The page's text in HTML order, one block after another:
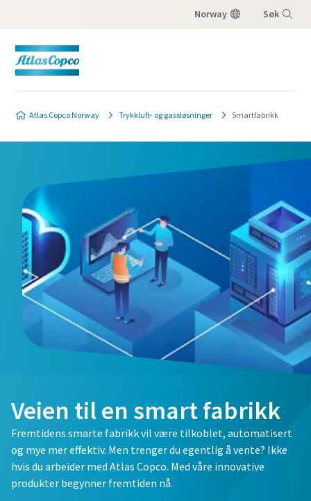
Norway Søk
Atlas Copco Norway Trykkluft- og gassløsninger Smartfabrikk
Veien til en smart fabrikk
Fremtidens smarte fabrikk vil være tilkoblet, automatisert
og mye mer effektiv. Men trenger du egentlig å vente? Ikke
hvis du arbeider med Atlas Copco. Med våre innovative
produkter begynner fremtiden nå.